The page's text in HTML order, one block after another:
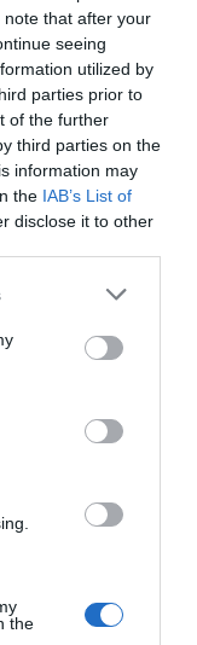
that after your
seeing
utilized by
parties prior to
of the further
third parties on the
information may
the IAB’s List of
disclose it to other
the
θεμελιώδεις
και τη
από τις
αναπτυξιακό
και τη
όμιλο της
φήμης brands,
και την
μαθηματικά και